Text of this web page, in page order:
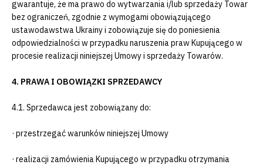
gwarantuje, że ma prawo do wytwarzania i/lub sprzedaży Towar
bez ograniczeń, zgodnie z wymogami obowiązującego
ustawodawstwa Ukrainy i zobowiązuje się do poniesienia
odpowiedzialności w przypadku naruszenia praw Kupującego w
procesie realizacji niniejszej Umowy i sprzedaży Towarów.
4. PRAWA I OBOWIĄZKI SPRZEDAWCY
4.1. Sprzedawca jest zobowiązany do:
· przestrzegać warunków niniejszej Umowy
· realizacji zamówienia Kupującego w przypadku otrzymania